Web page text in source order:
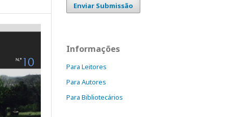
Enviar Submissão
Informações
Para Leitores
Para Autores
Para Bibliotecários